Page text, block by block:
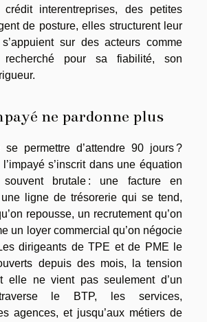
crédit interentreprises, des petites
de posture, elles structurent leur
sur des acteurs comme
recherché pour sa fiabilité, son
ne pardonne plus
permettre d’attendre 90 jours ?
s’inscrit dans une équation
brutale : une facture en
une ligne de trésorerie qui se tend,
repousse, un recrutement qu’on
un loyer commercial qu’on négocie
dirigeants de TPE et de PME le
depuis des mois, la tension
elle ne vient pas seulement d’un
le BTP, les services,
agences, et jusqu’aux métiers de